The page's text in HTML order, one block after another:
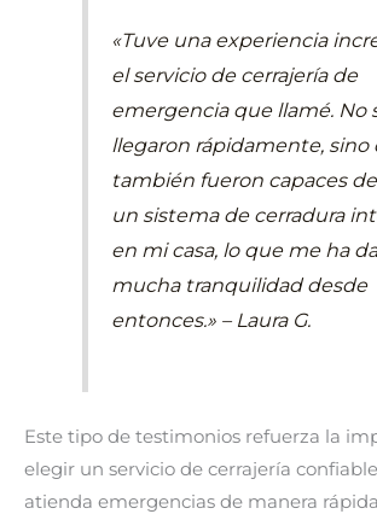
«Tuve una experiencia
el servicio de cerrajería de
emergencia que llamé. No
llegaron rápidamente, sino
también fueron capaces
un sistema de cerradura
en mi casa, lo que me ha
mucha tranquilidad desde
entonces.» – Laura G.
Este tipo de testimonios refuerza la
elegir un servicio de cerrajería
atienda emergencias de manera